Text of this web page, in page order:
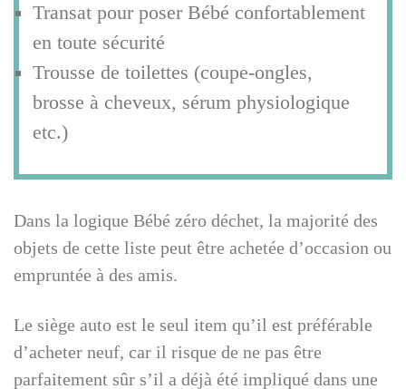
Transat pour poser Bébé confortablement
en toute sécurité
Trousse de toilettes (coupe-ongles,
brosse à cheveux, sérum physiologique
etc.)
Dans la logique Bébé zéro déchet, la majorité des
objets de cette liste peut être achetée d’occasion ou
empruntée à des amis.
Le siège auto est le seul item qu’il est préférable
d’acheter neuf, car il risque de ne pas être
parfaitement sûr s’il a déjà été impliqué dans une